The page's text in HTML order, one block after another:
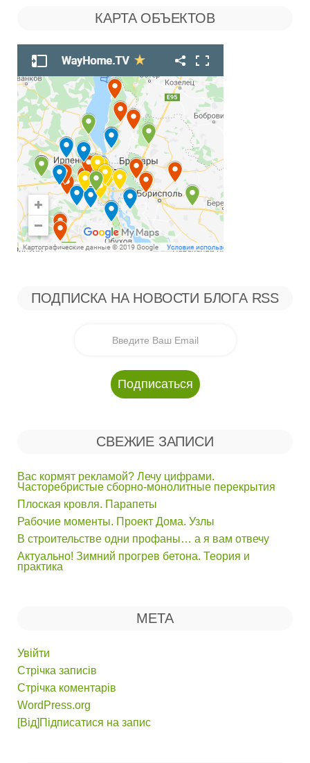
КАРТА ОБЪЕКТОВ
ПОДПИСКА НА НОВОСТИ БЛОГА RSS
СВЕЖИЕ ЗАПИСИ
Вас кормят рекламой? Лечу цифрами.
Часторебристые сборно-монолитные перекрытия
Плоская кровля. Парапеты
Рабочие моменты. Проект Дома. Узлы
В строительстве одни профаны… а я вам отвечу
Актуально! Зимний прогрев бетона. Теория и
практика
МЕТА
Увійти
Стрічка записів
Стрічка коментарів
WordPress.org
[Від]Підписатися на запис